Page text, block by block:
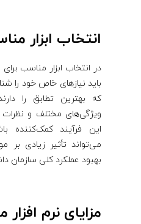
انتخاب ابزار
در انتخاب ابزار مناسب
باید نیازهای خاص خود را
که بهترین تطابق را
ویژگی‌های مختلف و نظرات
این فرآیند کمک‌کننده
می‌تواند تأثیر زیادی
بهبود عملکرد کلی سازمان
مزایای نرم